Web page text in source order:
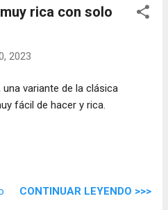
rica con solo
2023
una variante de la clásica
fácil de hacer y rica.
CONTINUAR LEYENDO >>>